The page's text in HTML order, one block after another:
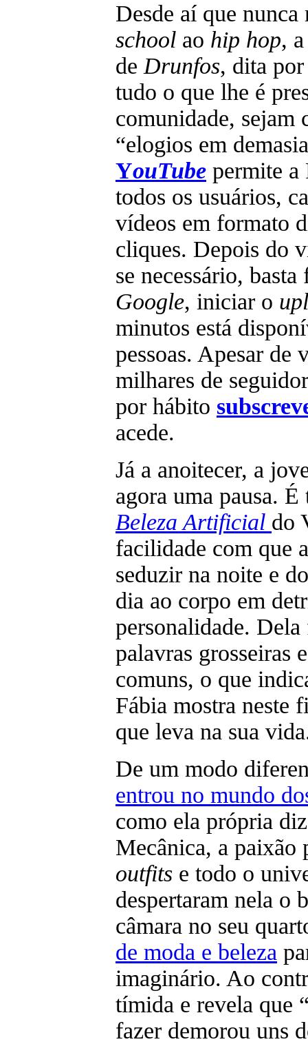
Desde aí que
school ao hip hop,
de Drunfos, dita
tudo o que lhe é
comunidade, sejam
“elogios em
YouTube permite a
todos os usuários,
vídeos em formato
cliques. Depois do
se necessário,
Google, iniciar o
minutos está
pessoas. Apesar de
milhares de
por hábito
acede.
Já a anoitecer, a
agora uma pausa.
Beleza Artificial do
facilidade com que
seduzir na noite e
dia ao corpo em
personalidade.
palavras grosseiras
comuns, o que
Fábia mostra neste
que leva na sua
De um modo
entrou no mundo
como ela própria
Mecânica, a paixão
outfits e todo o
despertaram nela o
câmara no seu
de moda e beleza
imaginário. Ao
tímida e revela que
fazer demorou uns